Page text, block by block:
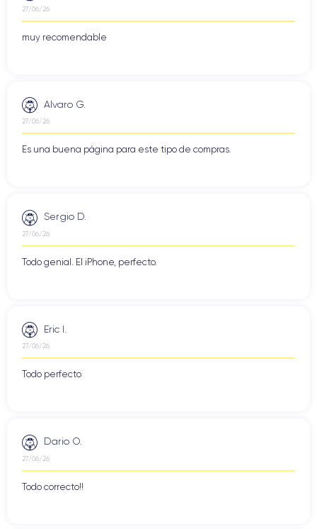
27/06/26
muy recomendable
Alvaro G.
27/06/26
Es una buena página para este tipo de compras.
Sergio D.
27/06/26
Todo genial. El iPhone, perfecto.
Eric I.
27/06/26
Todo perfecto
Dario O.
27/06/26
Todo correcto!!